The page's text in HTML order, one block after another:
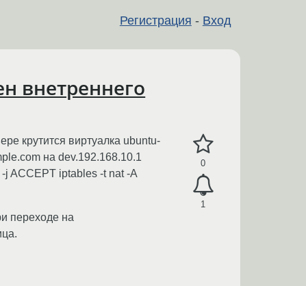
Регистрация - Вход
внетреннего
0
1
крутится виртуалка ubuntu-
на dev.192.168.10.1
j ACCEPT iptables -t nat -A
переходе на